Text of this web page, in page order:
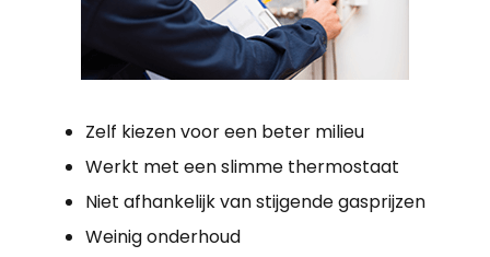
Zelf kiezen voor een beter milieu
Werkt met een slimme thermostaat
Niet afhankelijk van stijgende gasprijzen
Weinig onderhoud